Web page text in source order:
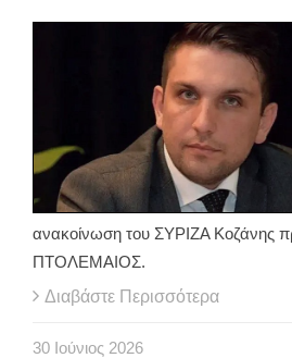
ανακοίνωση του ΣΥΡΙΖΑ Κοζάνης
ΠΤΟΛΕΜΑΙΟΣ.
Διαβάστε Περισσότερα
30 Ιούνιος 2026